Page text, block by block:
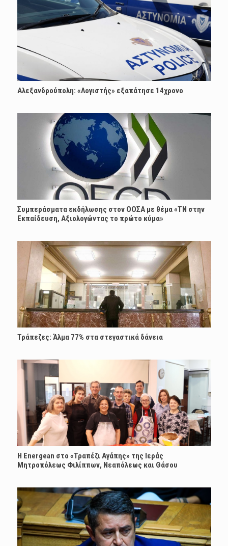
Αλεξανδρούπολη: «Λογιστής» εξαπάτησε 14χρονο
Συμπεράσματα εκδήλωσης στον ΟΟΣΑ με θέμα «ΤΝ στην
Εκπαίδευση, Αξιολογώντας το πρώτο κύμα»
Τράπεζες: Άλμα 77% στα στεγαστικά δάνεια
H Energean στο «Τραπέζι Αγάπης» της Ιεράς
Μητροπόλεως Φιλίππων, Νεαπόλεως και Θάσου